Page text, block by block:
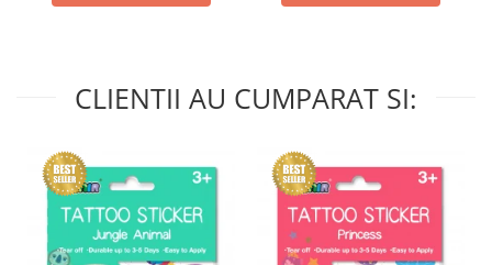
CLIENTII AU CUMPARAT SI: